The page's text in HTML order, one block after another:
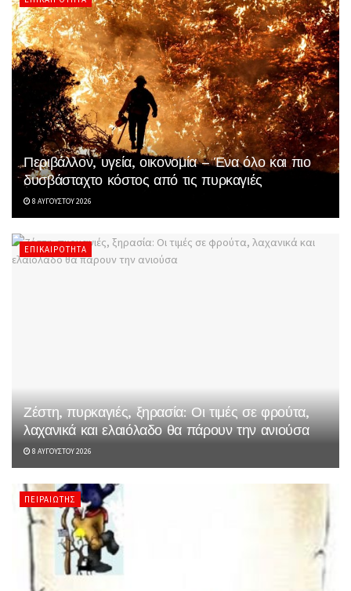
Περιβάλλον, υγεία, οικονομία – Ένα όλο και πιο
δυσβάσταχτο κόστος από τις πυρκαγιές
8 ΑΥΓΟΎΣΤΟΥ 2026
ΕΠΙΚΑΙΡΌΤΗΤΑ
Ζέστη, πυρκαγιές, ξηρασία: Οι τιμές σε φρούτα,
λαχανικά και ελαιόλαδο θα πάρουν την ανιούσα
8 ΑΥΓΟΎΣΤΟΥ 2026
ΠΕΙΡΑΙΏΤΗΣ